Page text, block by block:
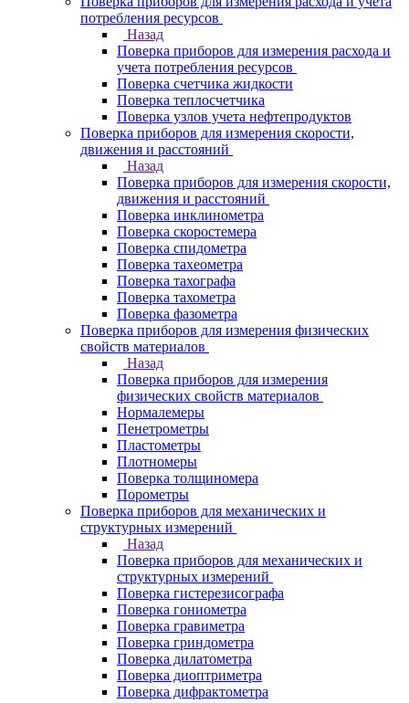
потребления ресурсов
Назад
Поверка приборов для измерения расхода и
учета потребления ресурсов
Поверка счетчика жидкости
Поверка теплосчетчика
Поверка узлов учета нефтепродуктов
Поверка приборов для измерения скорости,
движения и расстояний
Назад
Поверка приборов для измерения скорости,
движения и расстояний
Поверка инклинометра
Поверка скоростемера
Поверка спидометра
Поверка тахеометра
Поверка тахографа
Поверка тахометра
Поверка фазометра
Поверка приборов для измерения физических
свойств материалов
Назад
Поверка приборов для измерения
физических свойств материалов
Нормалемеры
Пенетрометры
Пластометры
Плотномеры
Поверка толщиномера
Порометры
Поверка приборов для механических и
структурных измерений
Назад
Поверка приборов для механических и
структурных измерений
Поверка гистерезисографа
Поверка гониометра
Поверка гравиметра
Поверка гриндометра
Поверка дилатометра
Поверка диоптриметра
Поверка дифрактометра